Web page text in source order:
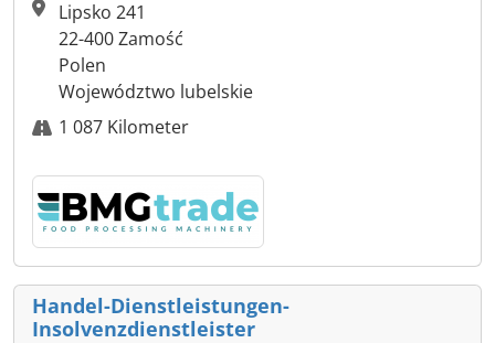
Lipsko 241
22-400 Zamość
Polen
Województwo lubelskie
1 087 Kilometer
Handel-Dienstleistungen-
Insolvenzdienstleister